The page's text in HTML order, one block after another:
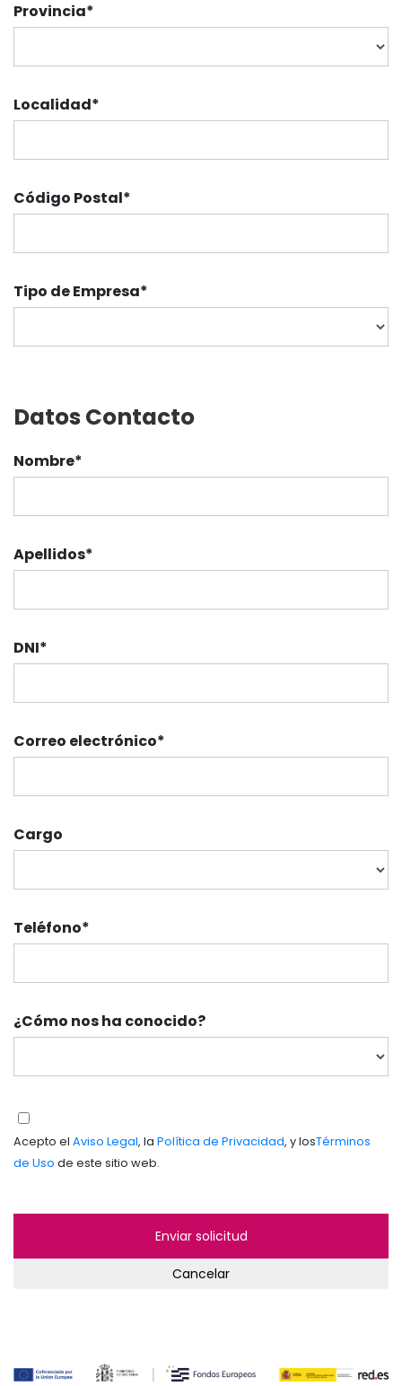
Provincia*
Localidad*
Código Postal*
Tipo de Empresa*
Datos Contacto
Nombre*
Apellidos*
DNI*
Correo electrónico*
Cargo
Teléfono*
¿Cómo nos ha conocido?
Acepto el Aviso Legal, la Política de Privacidad, y losTérminos
de Uso de este sitio web.
Cancelar